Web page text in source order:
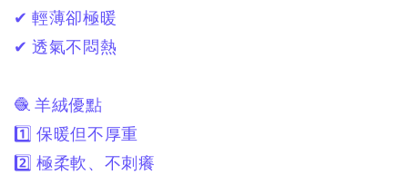
✔ 輕薄卻極暖
✔ 透氣不悶熱
🧶 羊絨優點
1️⃣ 保暖但不厚重
2️⃣ 極柔軟、不刺癢